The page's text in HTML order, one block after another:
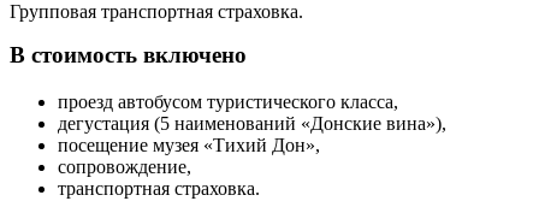
Групповая транспортная страховка.
В стоимость включено
проезд автобусом туристического класса,
дегустация (5 наименований «Донские вина»),
посещение музея «Тихий Дон»,
сопровождение,
транспортная страховка.